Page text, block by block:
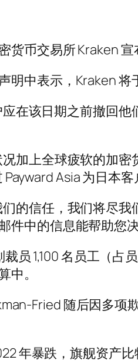
货币交易所 Kraken
明中表示，Kraken 将
在该日期之前撤回
加上全球疲软的加
Asia 为日本客
的信任，我们将尽
件中的信息能帮助您
员 1,100 名员工（
中。
Fried 随后因多
年暴跌，旗舰资产